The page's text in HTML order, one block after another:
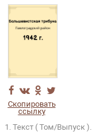
Скопировать
ссылку
1. Текст ( Том/Выпуск ).